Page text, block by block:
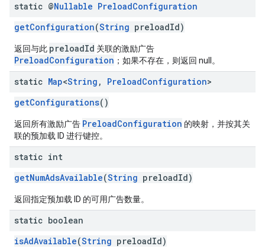
static @Nullable PreloadConfiguration
getConfiguration(String preloadId)
返回与此 preloadId 关联的激励广告
PreloadConfiguration ；如果不存在，则返回 null。
static Map<String , PreloadConfiguration>
getConfigurations()
返回所有激励广告 PreloadConfiguration 的映射，并按其关
联的预加载 ID 进行键控。
static int
getNumAdsAvailable(String preloadId)
返回指定预加载 ID 的可用广告数量。
static boolean
isAdAvailable(String preloadId)